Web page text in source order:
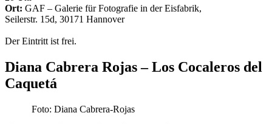
Ort: GAF – Galerie für Fotografie in der Eisfabrik,
Seilerstr. 15d, 30171 Hannover
Der Eintritt ist frei.
Diana Cabrera Rojas – Los Cocaleros del
Caquetá
Foto: Diana Cabrera-Rojas